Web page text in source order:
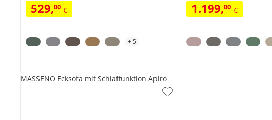
529,00 €
+5
1.199,00 €
MASSENO Ecksofa mit Schlaffunktion Apiro